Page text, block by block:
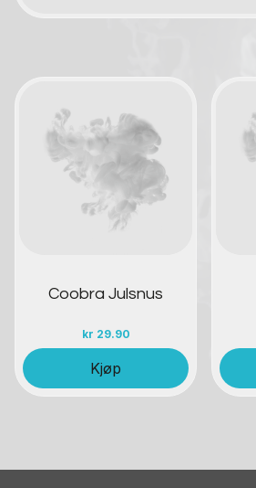
Coobra Julsnus
kr 29.90
Kontakt oss
Kjøp